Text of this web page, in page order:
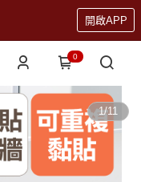
開啟APP
0
1/11